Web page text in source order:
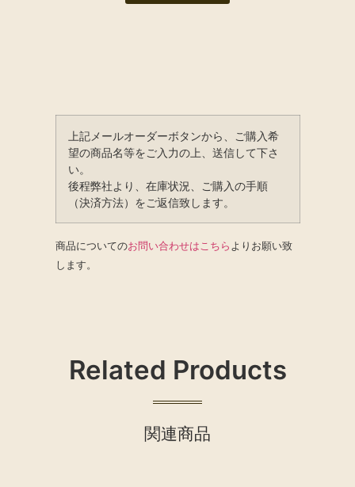
上記メールオーダーボタンから、ご購入希
望の商品名等をご入力の上、送信して下さ
い。
後程弊社より、在庫状況、ご購入の手順
（決済方法）をご返信致します。
商品についてのお問い合わせはこちら よりお願い致
します。
Related Products
関連商品